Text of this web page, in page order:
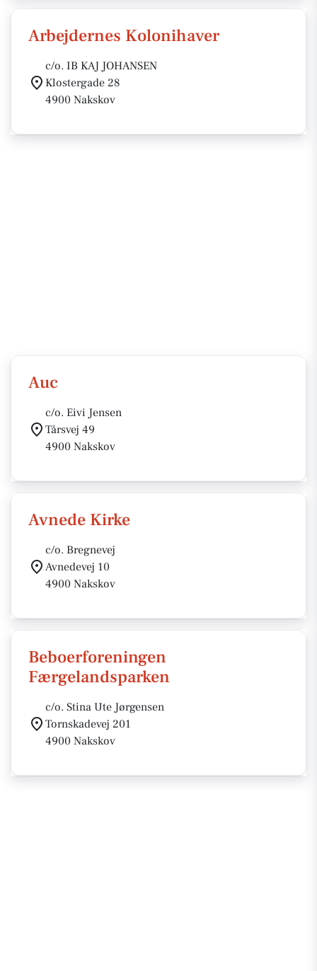
Arbejdernes Kolonihaver
c/o. IB KAJ JOHANSEN
Klostergade 28
4900 Nakskov
Auc
c/o. Eivi Jensen
Tårsvej 49
4900 Nakskov
Avnede Kirke
c/o. Bregnevej
Avnedevej 10
4900 Nakskov
Beboerforeningen
Færgelandsparken
c/o. Stina Ute Jørgensen
Tornskadevej 201
4900 Nakskov